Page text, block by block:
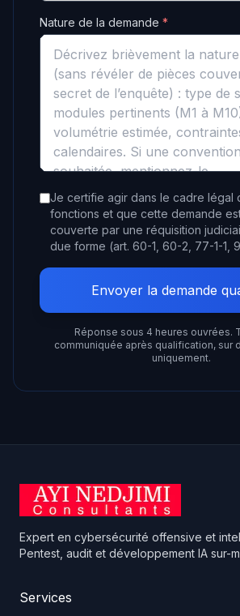
Nature de la demande *
Je certifie agir dans le cadre légal
fonctions et que cette demande
couverte par une réquisition
due forme (art. 60-1, 60-2, 77-1-1,
Envoyer la demande
Réponse sous 4 heures ouvrées.
communiquée après qualification, sur
uniquement.
Expert en cybersécurité offensive et
Pentest, audit et développement IA sur-
Services